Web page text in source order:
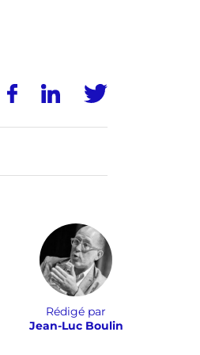
Rédigé par
Jean-Luc Boulin